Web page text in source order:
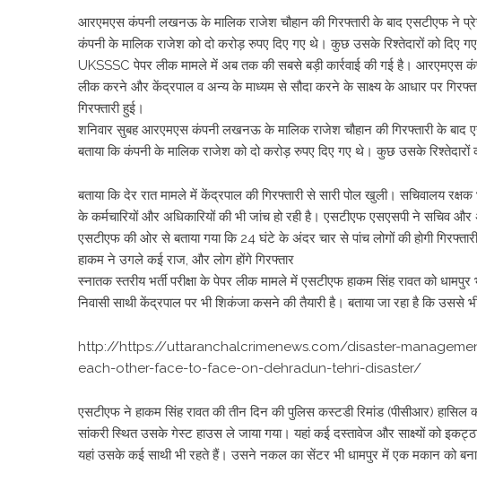
आरएमएस कंपनी लखनऊ के मालिक राजेश चौहान की गिरफ्तारी के बाद एसटीएफ ने
कंपनी के मालिक राजेश को दो करोड़ रुपए दिए गए थे। कुछ उसके रिश्तेदारों को दिए
UKSSSC पेपर लीक मामले में अब तक की सबसे बड़ी कार्रवाई की गई है। आरएमएस
लीक करने और केंद्रपाल व अन्य के माध्यम से सौदा करने के साक्ष्य के आधार पर
गिरफ्तारी हुई।
शनिवार सुबह आरएमएस कंपनी लखनऊ के मालिक राजेश चौहान की गिरफ्तारी के
बताया कि कंपनी के मालिक राजेश को दो करोड़ रुपए दिए गए थे। कुछ उसके रिश्तेदारों
बताया कि देर रात मामले में केंद्रपाल की गिरफ्तारी से सारी पोल खुली। सचिवालय
के कर्मचारियों और अधिकारियों की भी जांच हो रही है। एसटीएफ एसएसपी ने सचिव
एसटीएफ की ओर से बताया गया कि 24 घंटे के अंदर चार से पांच लोगों की होगी
हाकम ने उगले कई राज, और लोग होंगे गिरफ्तार
स्नातक स्तरीय भर्ती परीक्षा के पेपर लीक मामले में एसटीएफ हाकम सिंह रावत को
निवासी साथी केंद्रपाल पर भी शिकंजा कसने की तैयारी है। बताया जा रहा है कि उससे
http://https://uttaranchalcrimenews.com/disaster-
each-other-face-to-face-on-dehradun-tehri-disaster/
एसटीएफ ने हाकम सिंह रावत की तीन दिन की पुलिस कस्टडी रिमांड (पीसीआर)
सांकरी स्थित उसके गेस्ट हाउस ले जाया गया। यहां कई दस्तावेज और साक्ष्यों को
यहां उसके कई साथी भी रहते हैं। उसने नकल का सेंटर भी धामपुर में एक मकान को